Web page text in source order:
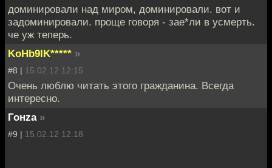
доминировали над миром, доминировали. вот и
задоминировали. проще говоря - зае*ли в усмерть.
че уж теперь.
KoHb9IK***** »
#8 | 15.02.12 12:15
Очень люблю читать этого гражданина. Всегда
интересно.
Гонzа »
#9 | 15.02.12 12:18